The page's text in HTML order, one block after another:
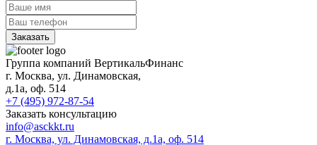
Заказать
Группа компаний ВертикальФинанс
г. Москва, ул. Динамовская,
д.1а, оф. 514
+7 (495) 972-87-54
Заказать консультацию
info@asckkt.ru
г. Москва, ул. Динамовская, д.1а, оф. 514